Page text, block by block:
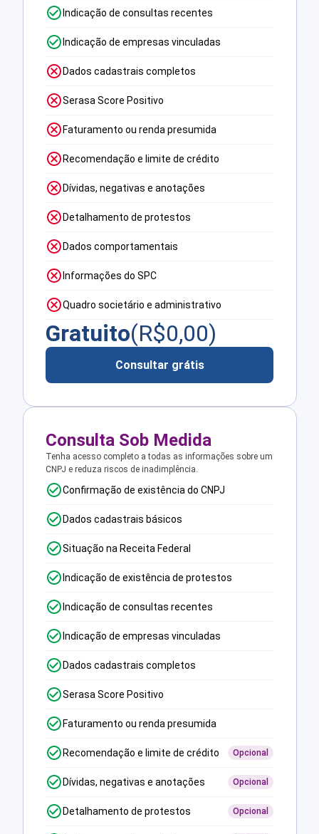
Indicação de consultas recentes
Indicação de empresas vinculadas
Dados cadastrais completos
Serasa Score Positivo
Faturamento ou renda presumida
Recomendação e limite de crédito
Dívidas, negativas e anotações
Detalhamento de protestos
Dados comportamentais
Informações do SPC
Quadro societário e administrativo
Gratuito(R$0,00)
Consultar grátis
Consulta Sob Medida
Tenha acesso completo a todas as informações sobre um
CNPJ e reduza riscos de inadimplência.
Confirmação de existência do CNPJ
Dados cadastrais básicos
Situação na Receita Federal
Indicação de existência de protestos
Indicação de consultas recentes
Indicação de empresas vinculadas
Dados cadastrais completos
Serasa Score Positivo
Faturamento ou renda presumida
Recomendação e limite de crédito Opcional
Dívidas, negativas e anotações Opcional
Detalhamento de protestos Opcional